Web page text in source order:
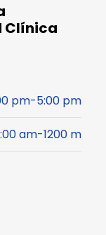
Clínica
pm-5:00 pm
am-1200 m